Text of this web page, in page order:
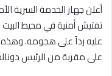
أعلن جهاز الخدمة السرية
تفتيش أمنية في محيط البيت
عليه رداً على هجومه. وهذه
على مقربة من الرئيس